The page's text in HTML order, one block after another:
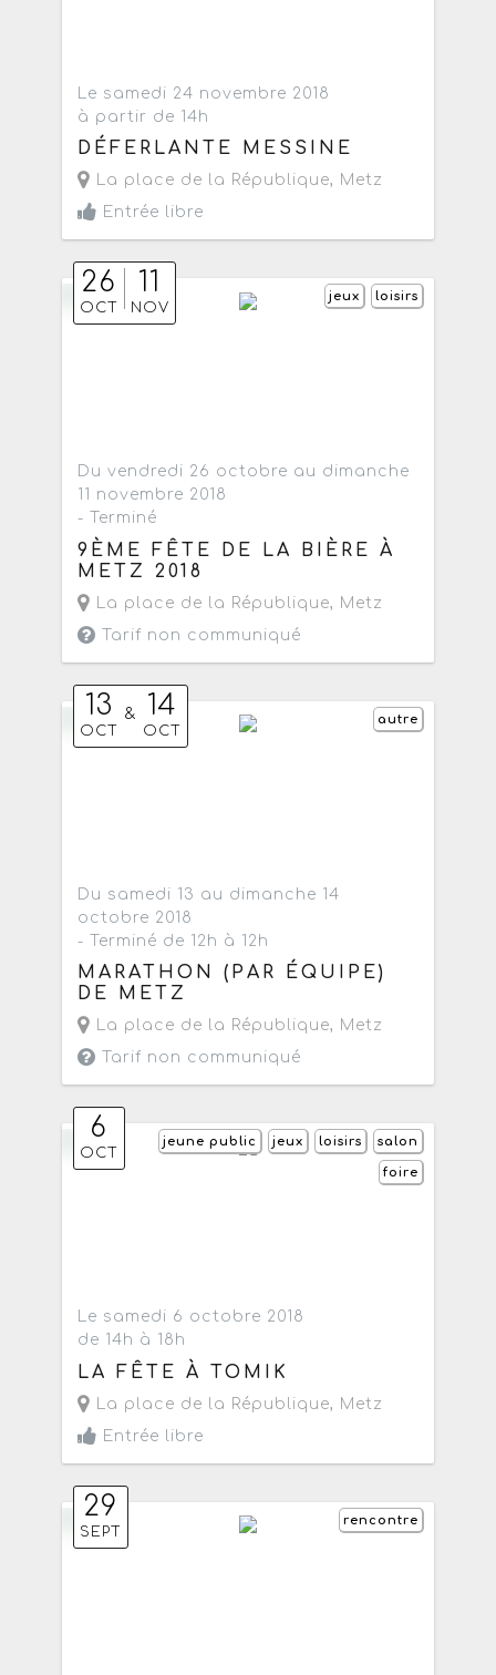
Le samedi 24 novembre 2018
à partir de 14h
DÉFERLANTE MESSINE
La place de la République, Metz
Entrée libre
26
OCT
11
NOV
loisirs
jeux
Du vendredi 26 octobre au dimanche
11 novembre 2018
- Terminé
9ÈME FÊTE DE LA BIÈRE À
METZ 2018
La place de la République, Metz
Tarif non communiqué
13
OCT
& 14
OCT
autre
Du samedi 13 au dimanche 14
octobre 2018
- Terminé de 12h à 12h
MARATHON (PAR ÉQUIPE)
DE METZ
La place de la République, Metz
Tarif non communiqué
6
OCT
salon
loisirs
jeux
jeune public
foire
Le samedi 6 octobre 2018
de 14h à 18h
LA FÊTE À TOMIK
La place de la République, Metz
Entrée libre
29
SEPT
rencontre